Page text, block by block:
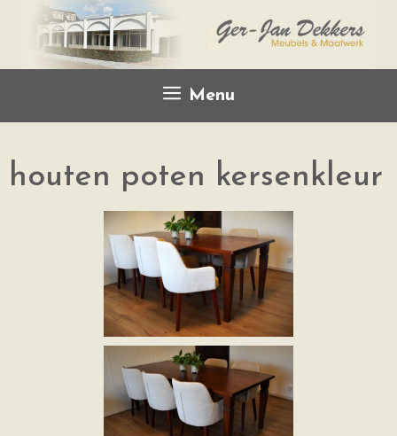
Menu
houten poten kersenkleur